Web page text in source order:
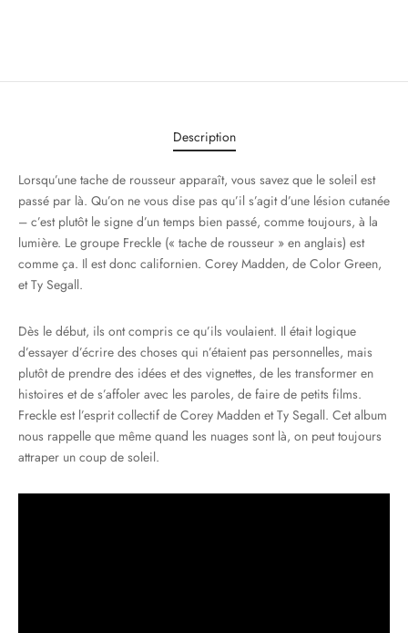
Description
Lorsqu’une tache de rousseur apparaît, vous savez que le soleil est
passé par là. Qu’on ne vous dise pas qu’il s’agit d’une lésion cutanée
– c’est plutôt le signe d’un temps bien passé, comme toujours, à la
lumière. Le groupe Freckle (« tache de rousseur » en anglais) est
comme ça. Il est donc californien. Corey Madden, de Color Green,
et Ty Segall.
Dès le début, ils ont compris ce qu’ils voulaient. Il était logique
d’essayer d’écrire des choses qui n’étaient pas personnelles, mais
plutôt de prendre des idées et des vignettes, de les transformer en
histoires et de s’affoler avec les paroles, de faire de petits films.
Freckle est l’esprit collectif de Corey Madden et Ty Segall. Cet album
nous rappelle que même quand les nuages sont là, on peut toujours
attraper un coup de soleil.